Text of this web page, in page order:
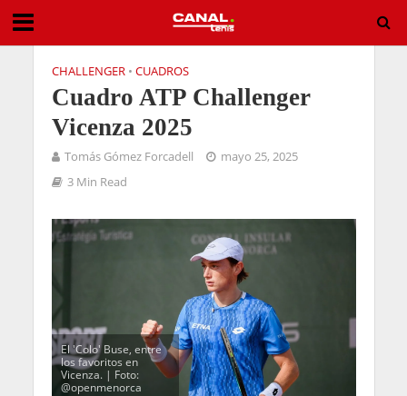
CHALLENGER • CUADROS
Cuadro ATP Challenger
Vicenza 2025
Tomás Gómez Forcadell
mayo 25, 2025
3 Min Read
El 'Colo' Buse, entre
los favoritos en
Vicenza. | Foto:
@openmenorca